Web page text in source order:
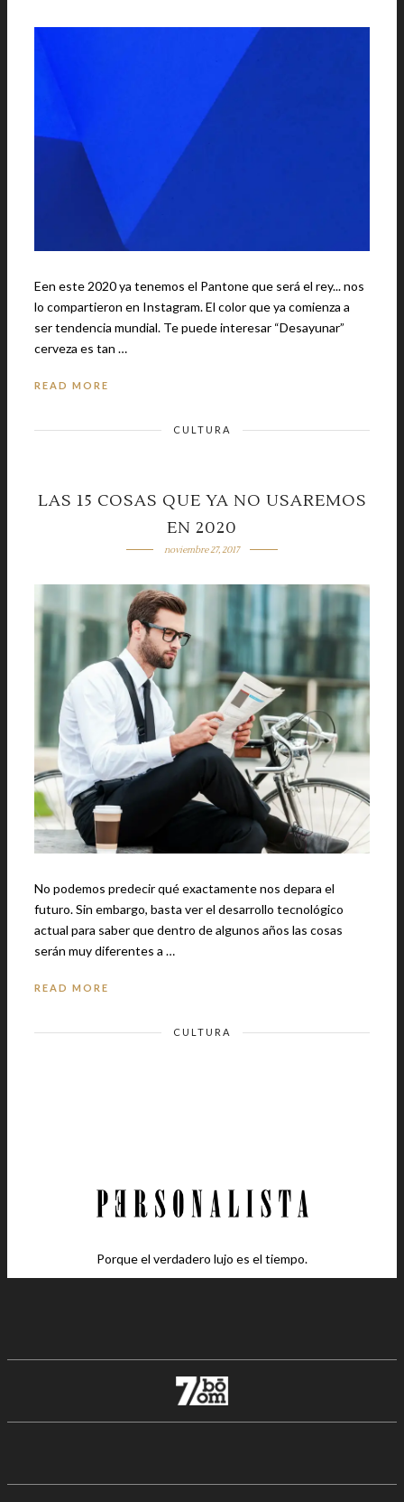
Een este 2020 ya tenemos el Pantone que será el rey... nos
lo compartieron en Instagram. El color que ya comienza a
ser tendencia mundial. Te puede interesar “Desayunar”
cerveza es tan …
READ MORE
CULTURA
LAS 15 COSAS QUE YA NO USAREMOS
EN 2020
noviembre 27, 2017
No podemos predecir qué exactamente nos depara el
futuro. Sin embargo, basta ver el desarrollo tecnológico
actual para saber que dentro de algunos años las cosas
serán muy diferentes a …
READ MORE
CULTURA
Porque el verdadero lujo es el tiempo.